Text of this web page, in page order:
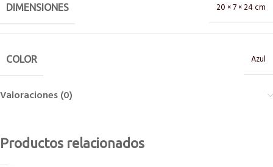
DIMENSIONES 20 × 7 × 24 cm
COLOR Azul
Valoraciones (0)
Productos relacionados